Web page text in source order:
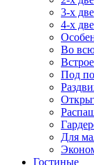
3-х
4-х
Во
Под
Для
Гостиные